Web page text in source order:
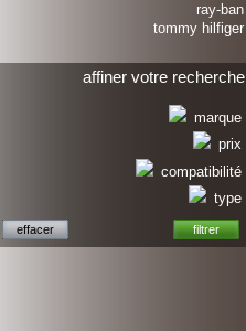
ray-ban
tommy hilfiger
affiner votre recherche
marque
prix
compatibilité
type